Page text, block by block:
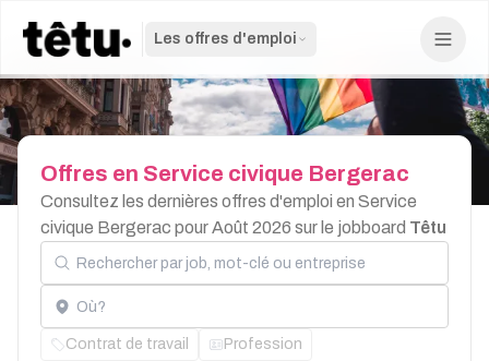
Les offres d'emploi
Offres en Service civique Bergerac
Consultez les dernières offres d'emploi en Service
civique Bergerac pour Août 2026 sur le jobboard Têtu
Rechercher par job, mot-clé ou entreprise
Localisation
Contrat de travail Profession